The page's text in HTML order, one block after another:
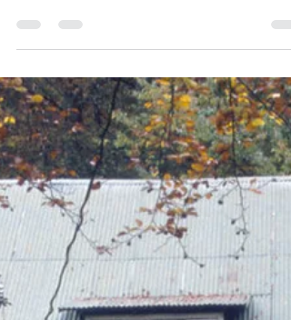
som samhällsnyttig är ett steg framåt,
Västsvensk vattenkraftförening. Men en
ny utmaning har seglat upp i form av
tolkningen av Natura 2000, och det
krävs en uttalad princip att befintlig
vattenkraft som huvudregel är förenlig
med Natura 2000-skydd, menar han.
hans artikel här !